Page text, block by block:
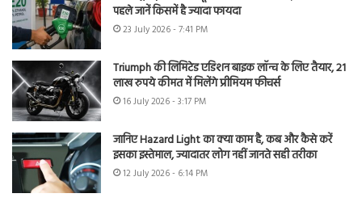
पहले जानें किसमें है ज्यादा फायदा
23 July 2026 - 7:41 PM
Triumph की लिमिटेड एडिशन बाइक लॉन्च के लिए तैयार, 21
लाख रुपये कीमत में मिलेंगे प्रीमियम फीचर्स
16 July 2026 - 3:17 PM
जानिए Hazard Light का क्या काम है, कब और कैसे करें
इसका इस्तेमाल, ज्यादातर लोग नहीं जानते सही तरीका
12 July 2026 - 6:14 PM